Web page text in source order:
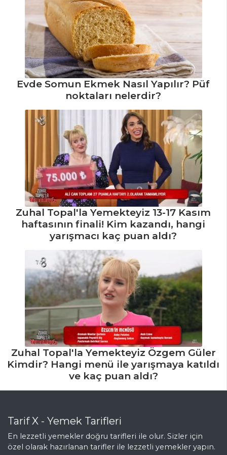
Tandır Tarifi, Nasıl
Yapılır?
Safran Soslu
Köfte Tarifi, Nasıl
Yapılır?
Kuzu Etli Dağ
Kebabı Tarifi, Nasıl
Yapılır?
Et Yemekleri Tüm
Tarifleri
Evde Somun Ekmek Nasıl Yapılır? Püf
noktaları nelerdir?
Zuhal Topal'la Yemekteyiz 13-17 Kasım
haftasının finali! Kim kazandı, hangi
yarışmacı kaç puan aldı?
Zuhal Topal'la Yemekteyiz Özgem Güler
Kimdir? Hangi menü ile yarışmaya katıldı
ve kaç puan aldı?
Tarif X - Yemek Tarifleri
En lezzetli yemekler doğru tarifleri ile olur. Sizler için
özel olarak hazırlanan tarifler ile lezzetli yemekler yapın.